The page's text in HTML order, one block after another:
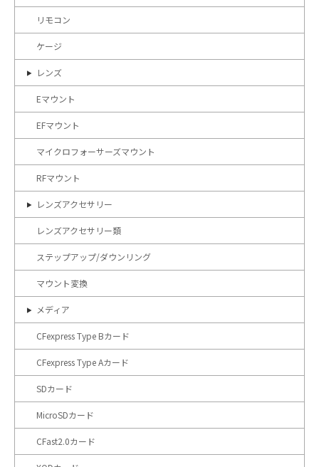
リモコン
ケージ
レンズ
Eマウント
EFマウント
マイクロフォーサーズマウント
RFマウント
レンズアクセサリー
レンズアクセサリー類
ステップアップ/ダウンリング
マウント変換
メディア
CFexpress Type Bカード
CFexpress Type Aカード
SDカード
MicroSDカード
CFast2.0カード